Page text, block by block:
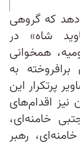
که گروهی
شاه» در
همخوانی
به
پرتکرار این
اقدام‌های
خامنه‌ای،
رهبر